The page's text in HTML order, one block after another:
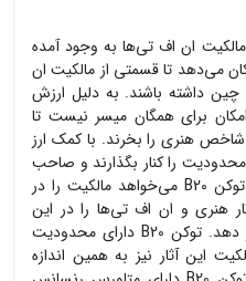
ان اف تی‌ها به وجود آمده
می‌دهد تا قسمتی از مالکیت ان
چین داشته باشند. به دلیل ارزش
برای همگان میسر نیست تا
شاخص هنری را بخرند. با کمک ارز
محدودیت را کنار بگذارند و صاحب
B20 می‌خواهد مالکیت‌ را در
هنری و ان اف تی‌ها را در این
دهد. توکن B20 دارای محدودیت
این آثار نیز به همین اندازه